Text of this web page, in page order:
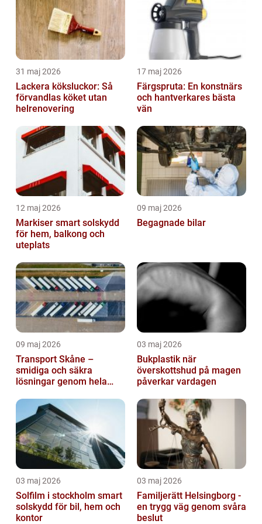
31 maj 2026
Lackera köksluckor: Så
förvandlas köket utan
helrenovering
17 maj 2026
Färgspruta: En konstnärs
och hantverkares bästa
vän
12 maj 2026
Markiser smart solskydd
för hem, balkong och
uteplats
09 maj 2026
Begagnade bilar
09 maj 2026
Transport Skåne –
smidiga och säkra
lösningar genom hela
03 maj 2026
Bukplastik när
överskottshud på magen
påverkar vardagen
03 maj 2026
Solfilm i stockholm smart
solskydd för bil, hem och
kontor
03 maj 2026
Familjerätt Helsingborg -
en trygg väg genom svåra
beslut